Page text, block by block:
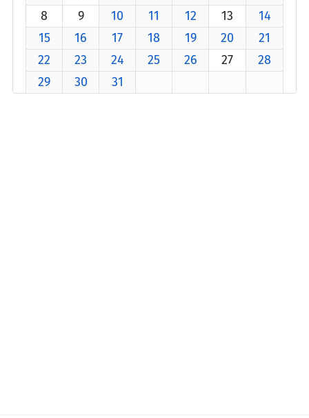
8
9 10 11 12 13
14
15
16 17 18 19 20
21
22
23 24 25 26 27
28
29
30 31